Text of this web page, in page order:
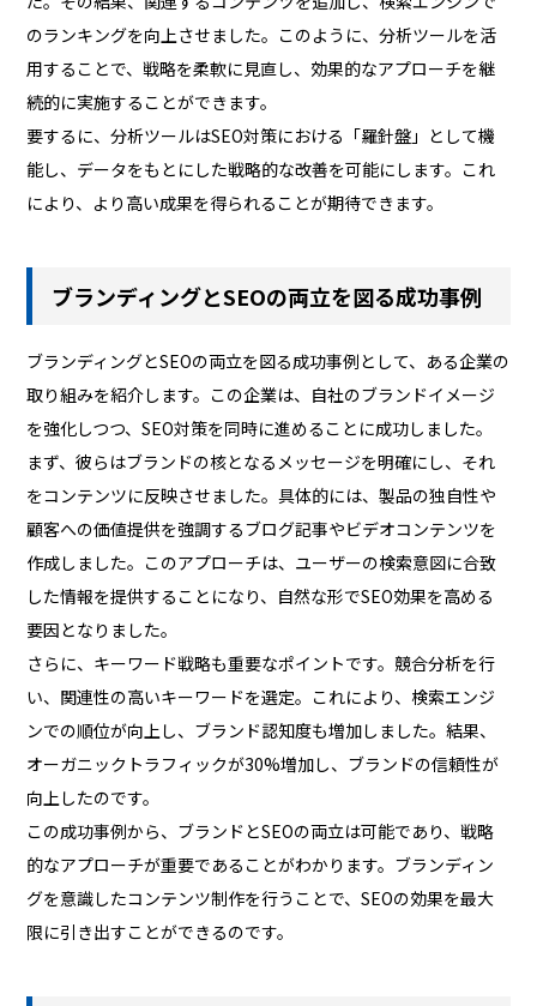
のランキングを向上させました。このように、分析ツールを活
用することで、戦略を柔軟に見直し、効果的なアプローチを継
続的に実施することができます。
要するに、分析ツールはSEO対策における「羅針盤」として機
能し、データをもとにした戦略的な改善を可能にします。これ
により、より高い成果を得られることが期待できます。
ブランディングとSEOの両立を図る成功事例
ブランディングとSEOの両立を図る成功事例として、ある企業の
取り組みを紹介します。この企業は、自社のブランドイメージ
を強化しつつ、SEO対策を同時に進めることに成功しました。
まず、彼らはブランドの核となるメッセージを明確にし、それ
をコンテンツに反映させました。具体的には、製品の独自性や
顧客への価値提供を強調するブログ記事やビデオコンテンツを
作成しました。このアプローチは、ユーザーの検索意図に合致
した情報を提供することになり、自然な形でSEO効果を高める
要因となりました。
さらに、キーワード戦略も重要なポイントです。競合分析を行
い、関連性の高いキーワードを選定。これにより、検索エンジ
ンでの順位が向上し、ブランド認知度も増加しました。結果、
オーガニックトラフィックが30%増加し、ブランドの信頼性が
向上したのです。
この成功事例から、ブランドとSEOの両立は可能であり、戦略
的なアプローチが重要であることがわかります。ブランディン
グを意識したコンテンツ制作を行うことで、SEOの効果を最大
限に引き出すことができるのです。